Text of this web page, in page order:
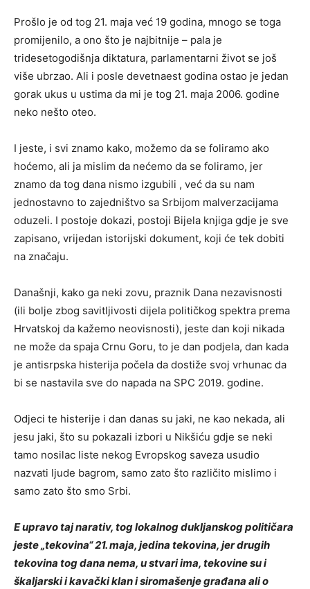
Prošlo je od tog 21. maja već 19 godina, mnogo se toga
promijenilo, a ono što je najbitnije – pala je
tridesetogodišnja diktatura, parlamentarni život se još
više ubrzao. Ali i posle devetnaest godina ostao je jedan
gorak ukus u ustima da mi je tog 21. maja 2006. godine
neko nešto oteo.
I jeste, i svi znamo kako, možemo da se foliramo ako
hoćemo, ali ja mislim da nećemo da se foliramo, jer
znamo da tog dana nismo izgubili , već da su nam
jednostavno to zajedništvo sa Srbijom malverzacijama
oduzeli. I postoje dokazi, postoji Bijela knjiga gdje je sve
zapisano, vrijedan istorijski dokument, koji će tek dobiti
na značaju.
Današnji, kako ga neki zovu, praznik Dana nezavisnosti
(ili bolje zbog savitljivosti dijela političkog spektra prema
Hrvatskoj da kažemo neovisnosti), jeste dan koji nikada
ne može da spaja Crnu Goru, to je dan podjela, dan kada
je antisrpska histerija počela da dostiže svoj vrhunac da
bi se nastavila sve do napada na SPC 2019. godine.
Odjeci te histerije i dan danas su jaki, ne kao nekada, ali
jesu jaki, što su pokazali izbori u Nikšiću gdje se neki
tamo nosilac liste nekog Evropskog saveza usudio
nazvati ljude bagrom, samo zato što različito mislimo i
samo zato što smo Srbi.
E upravo taj narativ, tog lokalnog dukljanskog političara
jeste „tekovina“ 21. maja, jedina tekovina, jer drugih
tekovina tog dana nema, u stvari ima, tekovine su i
škaljarski i kavački klan i siromašenje građana ali o